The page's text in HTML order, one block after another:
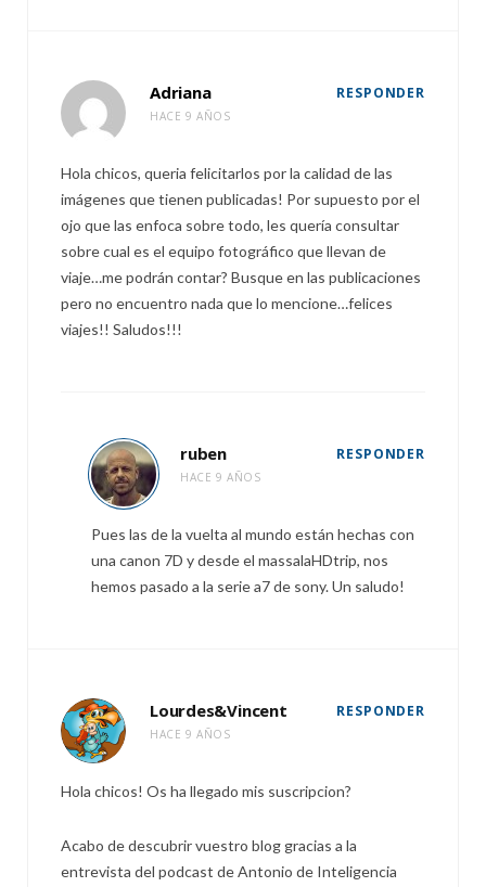
Adriana
HACE 9 AÑOS
RESPONDER
Hola chicos, queria felicitarlos por la calidad de las
imágenes que tienen publicadas! Por supuesto por el
ojo que las enfoca sobre todo, les quería consultar
sobre cual es el equipo fotográfico que llevan de
viaje…me podrán contar? Busque en las publicaciones
pero no encuentro nada que lo mencione…felices
viajes!! Saludos!!!
ruben
HACE 9 AÑOS
RESPONDER
Pues las de la vuelta al mundo están hechas con
una canon 7D y desde el massalaHDtrip, nos
hemos pasado a la serie a7 de sony. Un saludo!
Lourdes&Vincent
HACE 9 AÑOS
RESPONDER
Hola chicos! Os ha llegado mis suscripcion?
Acabo de descubrir vuestro blog gracias a la
entrevista del podcast de Antonio de Inteligencia